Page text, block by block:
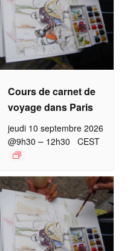
Cours de carnet de
voyage dans Paris
jeudi 10 septembre 2026
@9h30 – 12h30 CEST